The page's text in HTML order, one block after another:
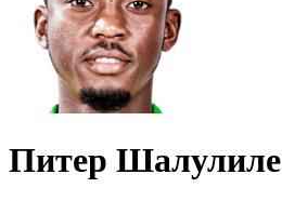
Питер Шалулиле